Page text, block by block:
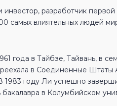
разработчик
самых влиятельных людей
года в Тайбэе, Тайвань, в
в Соединенные Штаты
году Ли успешно
в Колумбийском